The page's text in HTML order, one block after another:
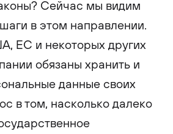
Сейчас мы видим
в этом направлении.
ЕС и некоторых других
обязаны хранить и
данные своих
в том, насколько далеко